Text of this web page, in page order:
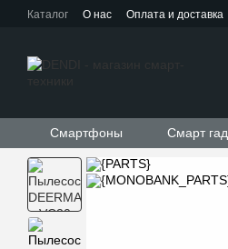
Перейти к основному контенту
Каталог О нас Оплата и доставка
Смартфоны Смарт